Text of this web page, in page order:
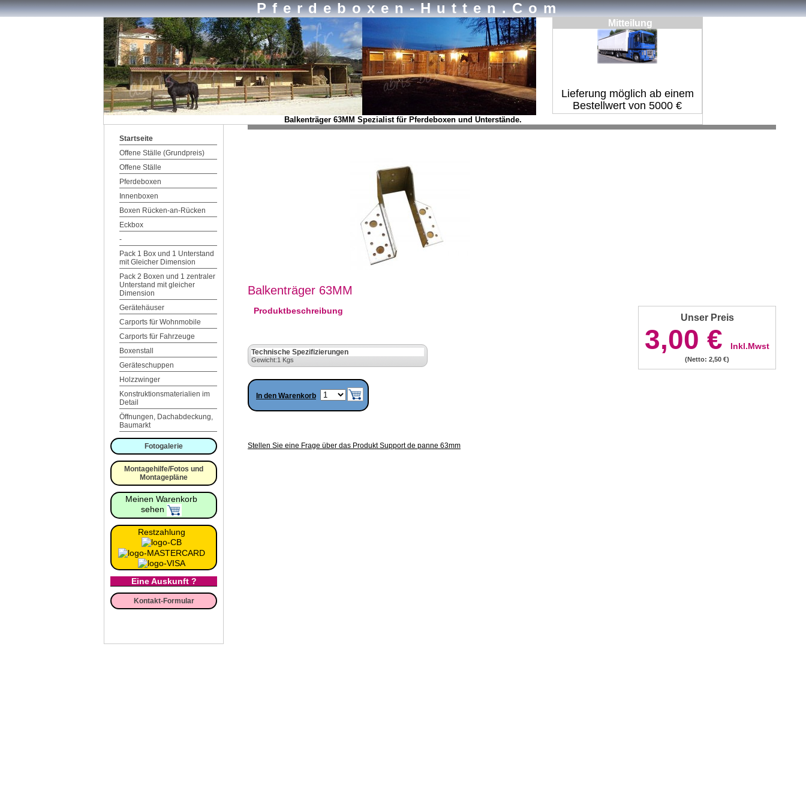
Pferdeboxen-Hutten.com
Mitteilung
Lieferung möglich ab einem
Bestellwert von 5000 €
Balkenträger 63MM Spezialist für Pferdeboxen und Unterstände.
Startseite
Offene Ställe (Grundpreis)
Offene Ställe
Pferdeboxen
Innenboxen
Boxen Rücken-an-Rücken
Eckbox
-
Pack 1 Box und 1 Unterstand
mit Gleicher Dimension
Pack 2 Boxen und 1 zentraler
Unterstand mit gleicher
Dimension
Gerätehäuser
Carports für Wohnmobile
Carports für Fahrzeuge
Boxenstall
Geräteschuppen
Holzzwinger
Konstruktionsmaterialien im
Detail
Öffnungen, Dachabdeckung,
Baumarkt
Fotogalerie
Montagehilfe/Fotos und
Montagepläne
Meinen Warenkorb
sehen
Restzahlung
Eine Auskunft ?
Kontakt-Formular
Balkenträger 63MM
Unser Preis
3,00 € Inkl.Mwst
(Netto: 2,50 €)
Produktbeschreibung
Technische Spezifizierungen
Gewicht:1 Kgs
In den Warenkorb
Stellen Sie eine Frage über das Produkt Support de panne 63mm